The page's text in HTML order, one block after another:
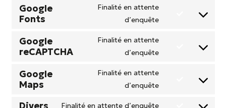
wordfence
Google
Fonts
Finalité en attente
d’enquête
Google
reCAPTCHA
Finalité en attente
d’enquête
recaptcha
Google
Maps
Finalité en attente
d’enquête
Divers Finalité en attente d’enquête